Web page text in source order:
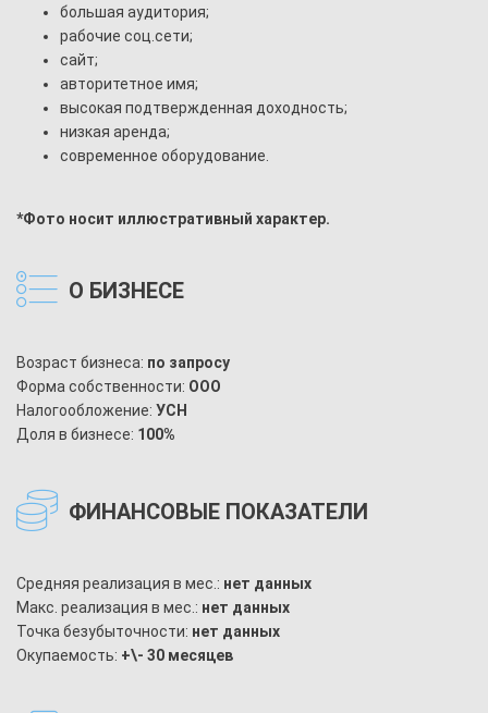
большая аудитория;
рабочие соц.сети;
сайт;
авторитетное имя;
высокая подтвержденная доходность;
низкая аренда;
современное оборудование.
*Фото носит иллюстративный характер.
О БИЗНЕСЕ
Возраст бизнеса: по запросу
Форма собственности: ООО
Налогообложение: УСН
Доля в бизнесе: 100%
ФИНАНСОВЫЕ ПОКАЗАТЕЛИ
Средняя реализация в мес.: нет данных
Макс. реализация в мес.: нет данных
Точка безубыточности: нет данных
Окупаемость: +\- 30 месяцев